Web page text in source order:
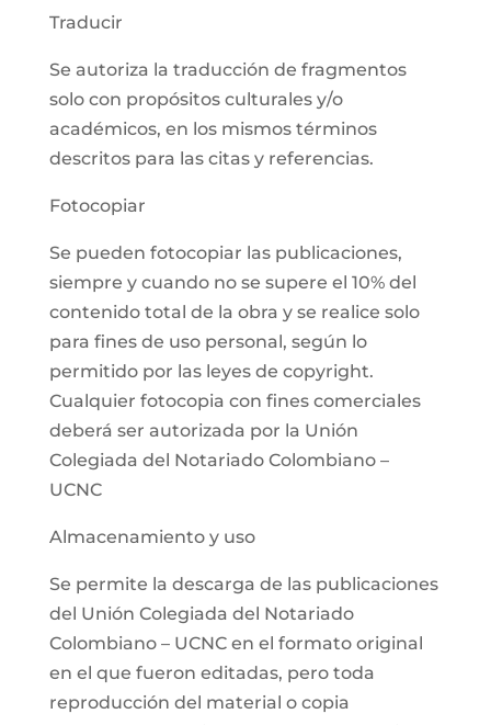
Traducir
Se autoriza la traducción de fragmentos
solo con propósitos culturales y/o
académicos, en los mismos términos
descritos para las citas y referencias.
Fotocopiar
Se pueden fotocopiar las publicaciones,
siempre y cuando no se supere el 10% del
contenido total de la obra y se realice solo
para fines de uso personal, según lo
permitido por las leyes de copyright.
Cualquier fotocopia con fines comerciales
deberá ser autorizada por la Unión
Colegiada del Notariado Colombiano –
UCNC
Almacenamiento y uso
Se permite la descarga de las publicaciones
del Unión Colegiada del Notariado
Colombiano – UCNC en el formato original
en el que fueron editadas, pero toda
reproducción del material o copia